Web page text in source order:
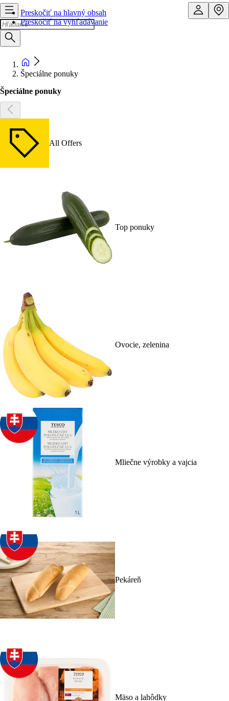
Preskočiť na hlavný obsah
Preskočiť na vyhľadávanie
Špeciálne ponuky
Špeciálne ponuky
All Offers
Top ponuky
Ovocie, zelenina
Mliečne výrobky a vajcia
Pekáreň
Mäso a lahôdky